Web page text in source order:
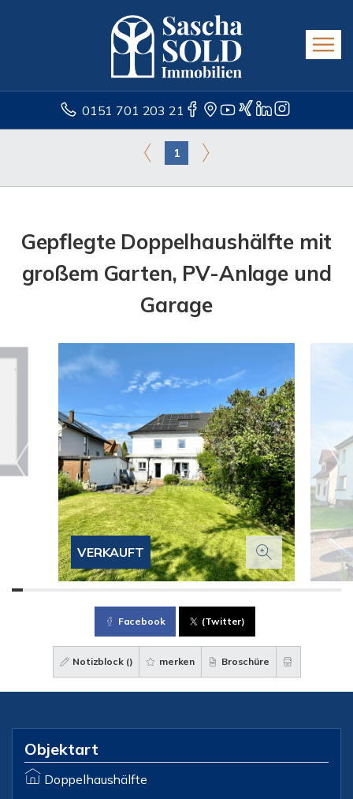
0151 701 203 21
1
Gepflegte Doppelhaushälfte mit
großem Garten, PV-Anlage und
Garage
VERKAUFT
Facebook (Twitter)
Notizblock () merken Broschüre
Objektart
Doppelhaushälfte